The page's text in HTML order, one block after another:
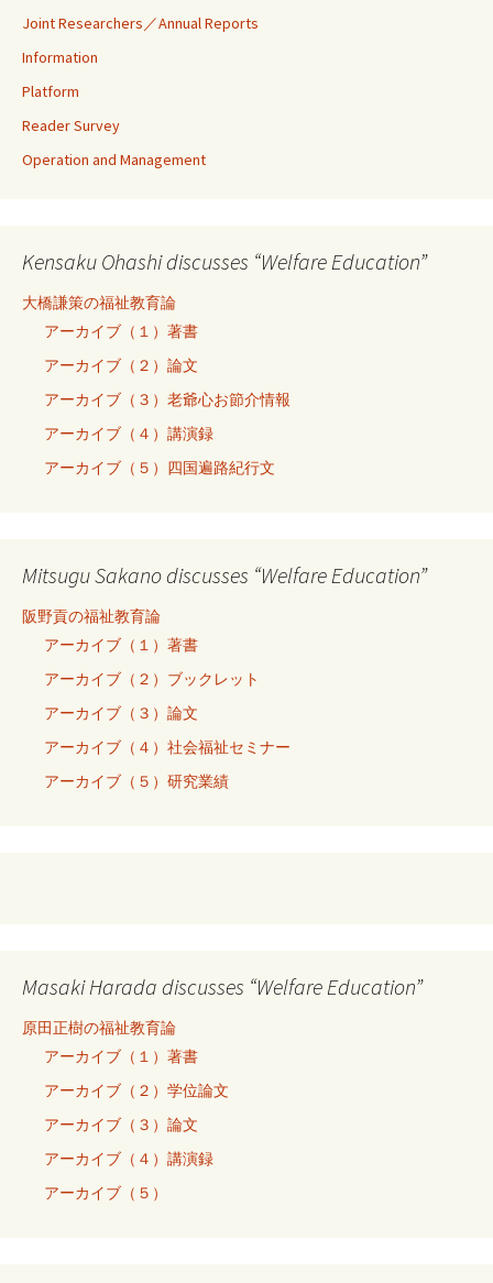
Joint Researchers／Annual Reports
Information
Platform
Reader Survey
Operation and Management
Kensaku Ohashi discusses “Welfare Education”
大橋謙策の福祉教育論
アーカイブ（１）著書
アーカイブ（２）論文
アーカイブ（３）老爺心お節介情報
アーカイブ（４）講演録
アーカイブ（５）四国遍路紀行文
Mitsugu Sakano discusses “Welfare Education”
阪野貢の福祉教育論
アーカイブ（１）著書
アーカイブ（２）ブックレット
アーカイブ（３）論文
アーカイブ（４）社会福祉セミナー
アーカイブ（５）研究業績
Masaki Harada discusses “Welfare Education”
原田正樹の福祉教育論
アーカイブ（１）著書
アーカイブ（２）学位論文
アーカイブ（３）論文
アーカイブ（４）講演録
アーカイブ（５）